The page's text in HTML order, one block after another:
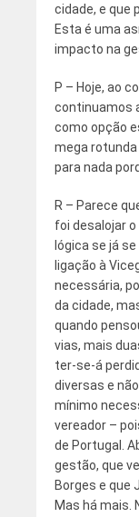
cidade, e que
Esta é uma
impacto na
P – Hoje, ao
continuamos
como opção
mega rotunda
para nada
R – Parece
foi desalojar
lógica se já
ligação à
necessária,
da cidade,
quando
vias, mais
ter-se-á
diversas e
mínimo
vereador –
de Portugal.
gestão, que
Borges e que
Mas há mais.